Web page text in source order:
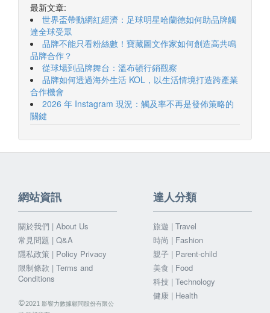
最新文章:
世界盃帶動網紅經濟：足球明星哈蘭德如何助品牌觸
達全球受眾
品牌不能只看粉絲數！寶藏圖文作家如何創造高共鳴
品牌合作？
從球場到品牌舞台：溫布頓行銷觀察
品牌如何透過海外生活 KOL，以生活情境打造跨產業
合作機會
2026 年 Instagram 現況：觸及率不再是發佈策略的
關鍵
網站資訊
關於我們 | About Us
常見問題 | Q&A
隱私政策 | Policy Privacy
限制條款 | Terms and
Conditions
©2021 影響力數據顧問股份有限公
達人分類
旅遊 | Travel
時尚 | Fashion
親子 | Parent-child
美食 | Food
科技 | Technology
健康 | Health